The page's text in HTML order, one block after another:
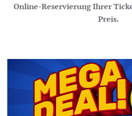
Online-Reservierung Ihrer
Preis.